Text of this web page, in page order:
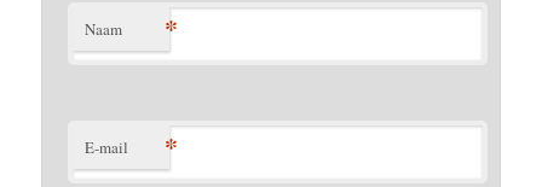
Naam *
E-mail *